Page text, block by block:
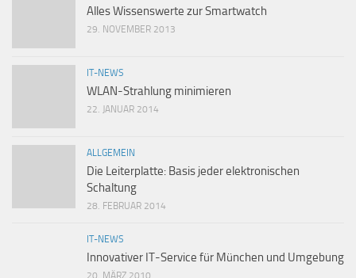
Alles Wissenswerte zur Smartwatch
29. NOVEMBER 2013
IT-NEWS
WLAN-Strahlung minimieren
22. JANUAR 2014
ALLGEMEIN
Die Leiterplatte: Basis jeder elektronischen
Schaltung
28. FEBRUAR 2014
IT-NEWS
Innovativer IT-Service für München und Umgebung
20. MÄRZ 2010